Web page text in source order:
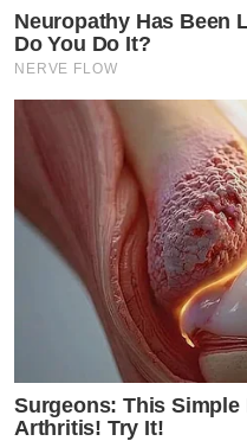
Neuropathy Has Been
Do You Do It?
NERVE FLOW
Surgeons: This
Arthritis! Try It!